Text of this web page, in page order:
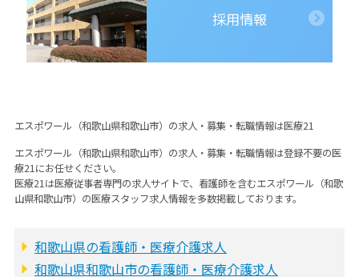
採用情報
エスポワール（和歌山県和歌山市）の求人・募集・転職情報は医療21
エスポワール（和歌山県和歌山市）の求人・募集・転職情報は登録不要の医
療21にお任せください。
医療21は医療従事者専門の求人サイトで、看護師を含むエスポワール（和歌
山県和歌山市）の医療スタッフ求人情報を多数掲載しております。
和歌山県の看護師・医療介護求人
和歌山県和歌山市の看護師・医療介護求人